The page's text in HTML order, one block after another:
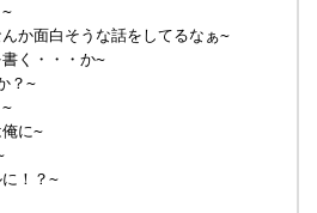
か面白そうな話をしてるなぁ~
く・・・か~
？~
に~
！？~